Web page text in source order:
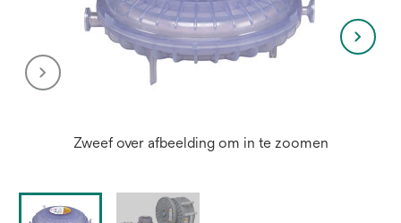
Zweef over afbeelding om in te zoomen